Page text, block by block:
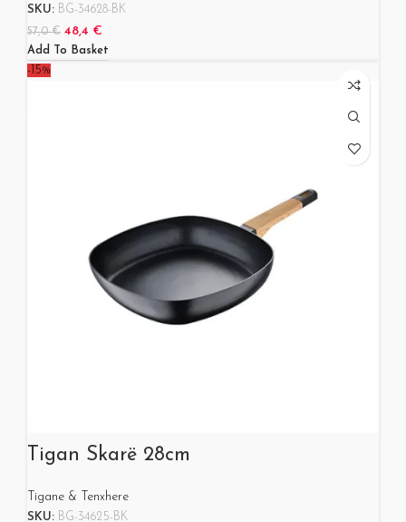
SKU: BG-34628-BK
57,0€ 48,4 €
Add To Basket
-15%
Tigan Skarë 28cm
Tigane & Tenxhere
SKU: BG-34625-BK